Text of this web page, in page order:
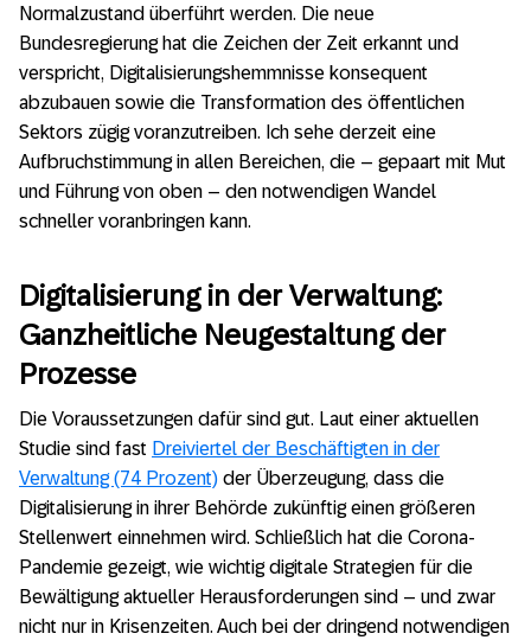
Normalzustand überführt werden. Die neue
Bundesregierung hat die Zeichen der Zeit erkannt und
verspricht, Digitalisierungshemmnisse konsequent
abzubauen sowie die Transformation des öffentlichen
Sektors zügig voranzutreiben. Ich sehe derzeit eine
Aufbruchstimmung in allen Bereichen, die – gepaart mit Mut
und Führung von oben – den notwendigen Wandel
schneller voranbringen kann.
Digitalisierung in der Verwaltung:
Ganzheitliche Neugestaltung der
Prozesse
Die Voraussetzungen dafür sind gut. Laut einer aktuellen
Studie sind fast Dreiviertel der Beschäftigten in der
Verwaltung (74 Prozent) der Überzeugung, dass die
Digitalisierung in ihrer Behörde zukünftig einen größeren
Stellenwert einnehmen wird. Schließlich hat die Corona-
Pandemie gezeigt, wie wichtig digitale Strategien für die
Bewältigung aktueller Herausforderungen sind – und zwar
nicht nur in Krisenzeiten. Auch bei der dringend notwendigen